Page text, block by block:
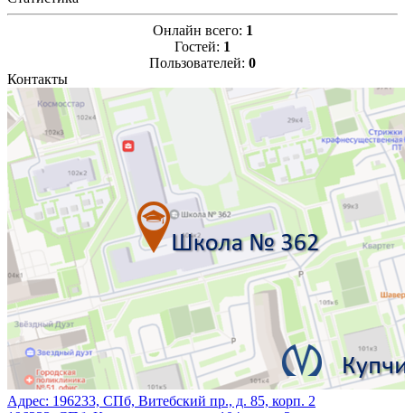
Онлайн всего: 1
Гостей: 1
Пользователей: 0
Контакты
Адрес: 196233, СПб, Витебский пр., д. 85, корп. 2